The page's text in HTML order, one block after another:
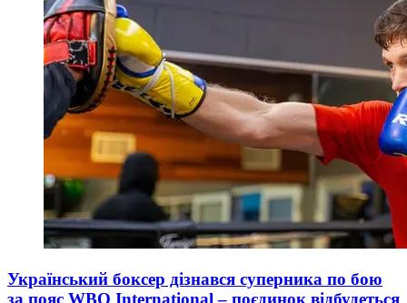
Український боксер дізнався суперника по бою
за пояс WBO International – поєдинок відбудеться